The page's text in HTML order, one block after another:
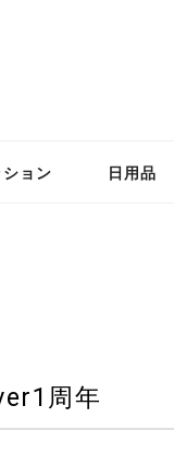
ョン 日用品
周年